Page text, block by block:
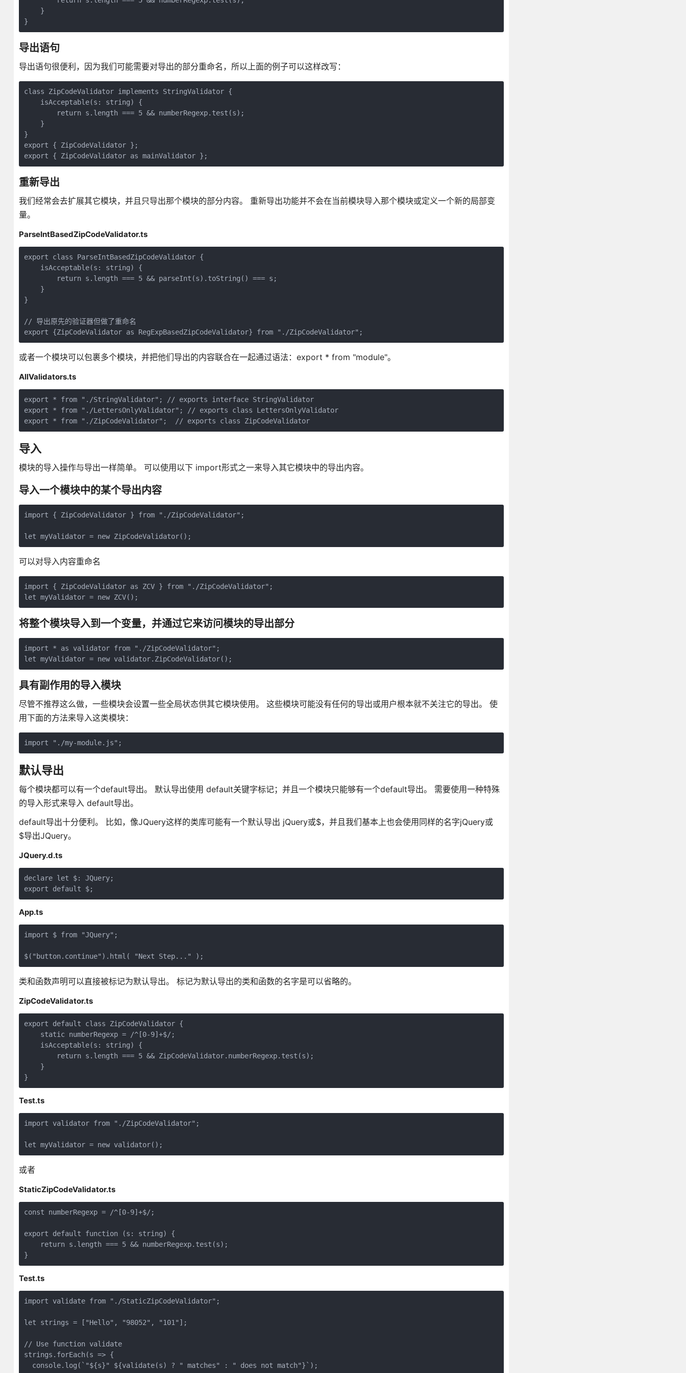
    }
导出语句
导出语句很便利，因为我们可能需要对导出的部分重命名，所以上面的例子可以这样改写：
class ZipCodeValidator implements StringValidator {
    isAcceptable(s: string) {
        return s.length === 5 && numberRegexp.test(s);
    }
}
export { ZipCodeValidator };
重新导出
我们经常会去扩展其它模块，并且只导出那个模块的部分内容。 重新导出功能并不会在当前模块导入那个模块或定义一个新的局部变
量。
ParseIntBasedZipCodeValidator.ts
export class ParseIntBasedZipCodeValidator {
    isAcceptable(s: string) {
        return s.length === 5 && parseInt(s).toString() === s;
    }
}
// 导出原先的验证器但做了重命名
或者一个模块可以包裹多个模块，并把他们导出的内容联合在一起通过语法：export * from "module"。
AllValidators.ts
export * from "./StringValidator"; // exports interface StringValidator
export * from "./LettersOnlyValidator"; // exports class LettersOnlyValidator
export * from "./ZipCodeValidator";  // exports class ZipCodeValidator
导入
模块的导入操作与导出一样简单。 可以使用以下 import形式之一来导入其它模块中的导出内容。
导入一个模块中的某个导出内容
import { ZipCodeValidator } from "./ZipCodeValidator";
可以对导入内容重命名
import { ZipCodeValidator as ZCV } from "./ZipCodeValidator";
将整个模块导入到一个变量，并通过它来访问模块的导出部分
import * as validator from "./ZipCodeValidator";
具有副作用的导入模块
尽管不推荐这么做，一些模块会设置一些全局状态供其它模块使用。 这些模块可能没有任何的导出或用户根本就不关注它的导出。 使
用下面的方法来导入这类模块：
默认导出
每个模块都可以有一个default导出。 默认导出使用 default关键字标记；并且一个模块只能够有一个default导出。 需要使用一种特殊
的导入形式来导入 default导出。
default导出十分便利。 比如，像JQuery这样的类库可能有一个默认导出 jQuery或$，并且我们基本上也会使用同样的名字jQuery或
$导出JQuery。
JQuery.d.ts
declare let $: JQuery;
App.ts
import $ from "JQuery";
类和函数声明可以直接被标记为默认导出。 标记为默认导出的类和函数的名字是可以省略的。
ZipCodeValidator.ts
export default class ZipCodeValidator {
    static numberRegexp = /^[0-9]+$/;
    isAcceptable(s: string) {
        return s.length === 5 && ZipCodeValidator.numberRegexp.test(s);
    }
Test.ts
import validator from "./ZipCodeValidator";
或者
StaticZipCodeValidator.ts
const numberRegexp = /^[0-9]+$/;
export default function (s: string) {
    return s.length === 5 && numberRegexp.test(s);
Test.ts
import validate from "./StaticZipCodeValidator";
let strings = ["Hello", "98052", "101"];
// Use function validate
strings.forEach(s => {
  console.log(`"${s}" ${validate(s) ? " matches" : " does not match"}`);